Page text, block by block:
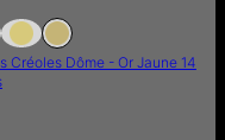
de Stock
Créoles Dôme - Or Jaune 14